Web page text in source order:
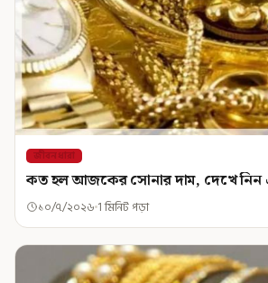
জীবনধারা
কত হল আজকের সোনার দাম, দেখে
১০/৭/২০২৬ 1 মিনিট পড়া